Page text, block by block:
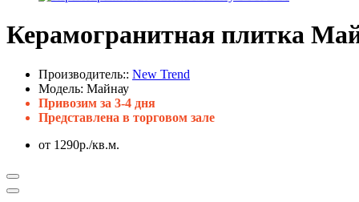
Керамогранитная плитка
Производитель:: New Trend
Модель: Майнау
Привозим за 3-4 дня
Представлена в торговом зале
от 1290р./кв.м.